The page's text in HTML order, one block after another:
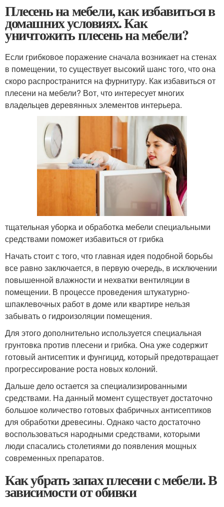
Плесень на мебели, как избавиться в
домашних условиях. Как
уничтожить плесень на мебели?
Если грибковое поражение сначала возникает на стенах
в помещении, то существует высокий шанс того, что она
скоро распространится на фурнитуру. Как избавиться от
плесени на мебели? Вот, что интересует многих
владельцев деревянных элементов интерьера.
тщательная уборка и обработка мебели специальными
средствами поможет избавиться от грибка
Начать стоит с того, что главная идея подобной борьбы
все равно заключается, в первую очередь, в исключении
повышенной влажности и нехватки вентиляции в
помещении. В процессе проведения штукатурно-
шпаклевочных работ в доме или квартире нельзя
забывать о гидроизоляции помещения.
Для этого дополнительно используется специальная
грунтовка против плесени и грибка. Она уже содержит
готовый антисептик и фунгицид, который предотвращает
прогрессирование роста новых колоний.
Дальше дело остается за специализированными
средствами. На данный момент существует достаточно
большое количество готовых фабричных антисептиков
для обработки древесины. Однако часто достаточно
воспользоваться народными средствами, которыми
люди спасались столетиями до появления мощных
современных препаратов.
Как убрать запах плесени с мебели. В
зависимости от обивки